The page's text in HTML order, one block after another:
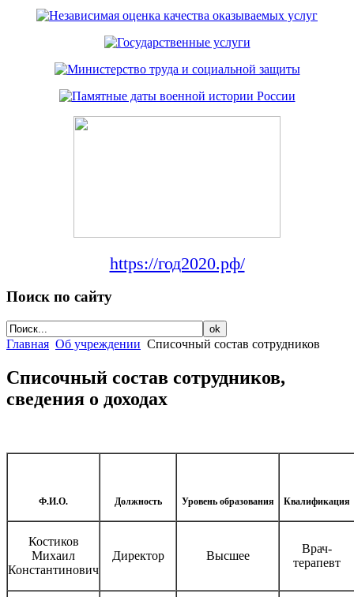
https://год2020.рф/
Поиск по сайту
Главная Об учреждении Списочный состав сотрудников
Списочный состав сотрудников,
сведения о доходах
Ф.И.О. Должность Уровень образования Квалификация
Костиков
Михаил
Константинович
Директор Высшее
Врач-
терапевт